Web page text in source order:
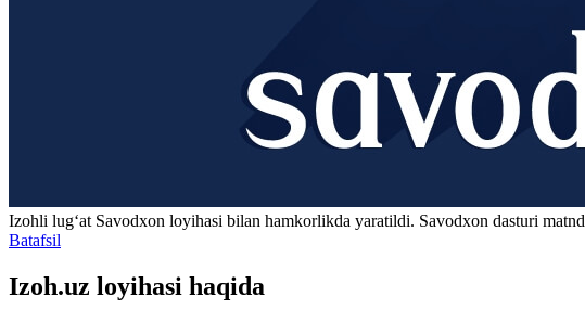
Izohli lugʻat Savodxon loyihasi bilan hamkorlikda yaratildi. Savodxon dasturi
Batafsil
Izoh.uz loyihasi haqida